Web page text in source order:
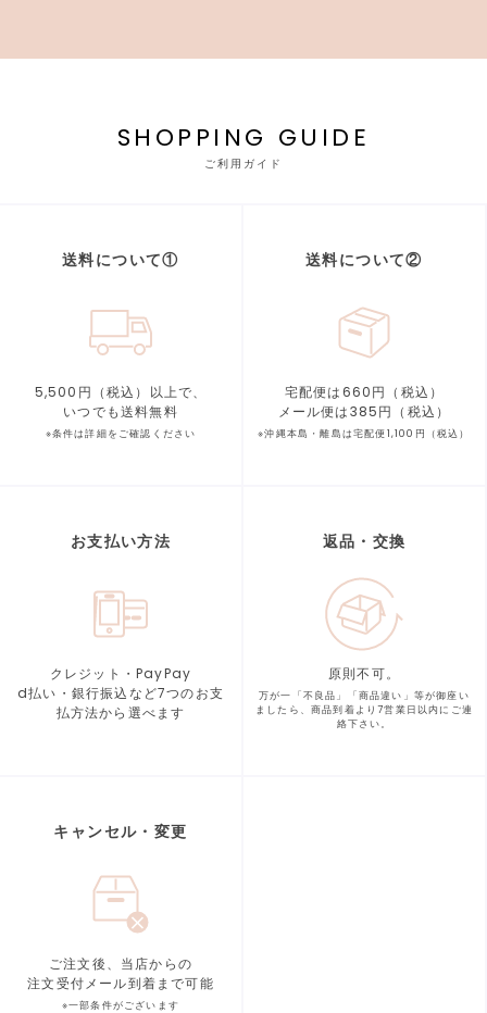
SHOPPING GUIDE
ご利用ガイド
送料について①
5,500円（税込）以上で、
いつでも送料無料
※条件は詳細をご確認ください
送料について②
宅配便は660円（税込）
メール便は385円（税込）
※沖縄本島・離島は宅配便1,100円（税込）
お支払い方法
クレジット・PayPay
d払い・銀行振込など7つのお支
払方法から選べます
返品・交換
原則不可。
万が一「不良品」「商品違い」等が御座い
ましたら、商品到着より7営業日以内にご連
絡下さい。
キャンセル・変更
ご注文後、当店からの
注文受付メール到着まで可能
※一部条件がございます